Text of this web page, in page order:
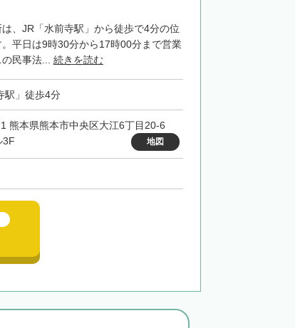
、JR「水前寺駅」から徒歩で4分の位
平日は9時30分から17時00分まで営業
民事法... 続きを読む
駅」徒歩4分
熊本県熊本市中央区大江6丁目20‐6
3F
地図